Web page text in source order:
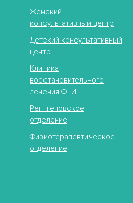
Женский
консультативный центр
Детский консультативный
центр
Клиника
восстановительного
лечения ФТИ
Рентгеновское
отделение
Физиотерапевтическое
отделение